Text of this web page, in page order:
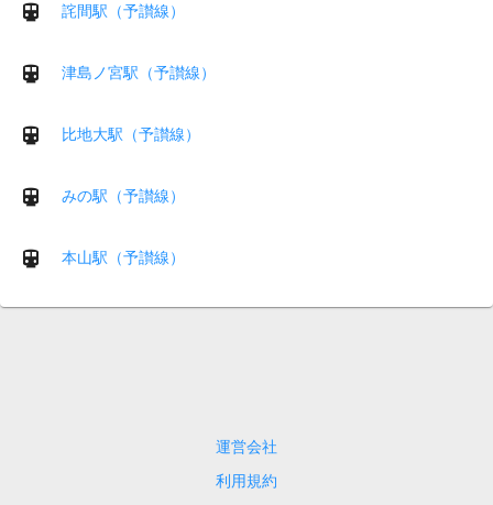
詫間駅（予讃線）
津島ノ宮駅（予讃線）
比地大駅（予讃線）
みの駅（予讃線）
本山駅（予讃線）
運営会社
利用規約